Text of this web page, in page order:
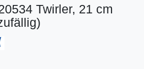
Twirler, 21 cm